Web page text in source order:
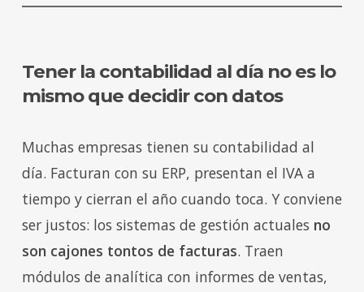
Tener la contabilidad al día no es lo
mismo que decidir con datos
Muchas empresas tienen su contabilidad al
día. Facturan con su ERP, presentan el IVA a
tiempo y cierran el año cuando toca. Y conviene
ser justos: los sistemas de gestión actuales no
son cajones tontos de facturas. Traen
módulos de analítica con informes de ventas,